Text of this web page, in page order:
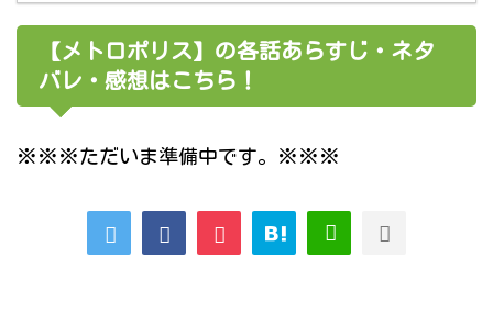
【メトロポリス】の各話あらすじ・ネタ
バレ・感想はこちら！
※※※ただいま準備中です。※※※